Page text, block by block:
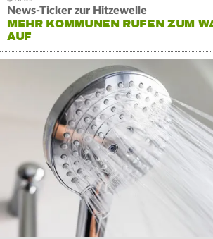
News-Ticker zur Hitzewelle
MEHR KOMMUNEN RUFEN ZUM
AUF